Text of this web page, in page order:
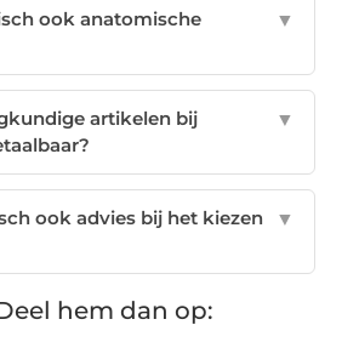
ook anatomische
▼
artikelen bij
▼
ook advies bij het kiezen
▼
hem dan op: